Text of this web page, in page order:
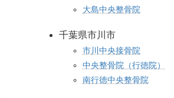
大島中央整骨院
千葉県市川市
市川中央接骨院
中央整骨院（行徳院）
南行徳中央整骨院